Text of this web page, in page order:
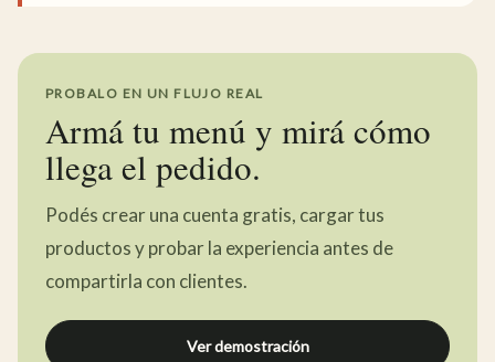
PROBALO EN UN FLUJO REAL
Armá tu menú y mirá cómo
llega el pedido.
Podés crear una cuenta gratis, cargar tus
productos y probar la experiencia antes de
compartirla con clientes.
Ver demostración